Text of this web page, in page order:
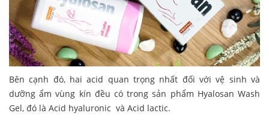
Bên cạnh đó, hai acid quan trọng nhất đối với vệ sinh và
dưỡng ẩm vùng kín đều có trong sản phẩm Hyalosan Wash
Gel, đó là Acid hyaluronic và Acid lactic.